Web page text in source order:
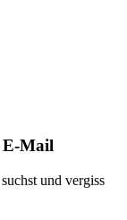
E-Mail
und vergiss